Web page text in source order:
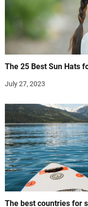
The 25 Best Sun Hats
July 27, 2023
The best countries for